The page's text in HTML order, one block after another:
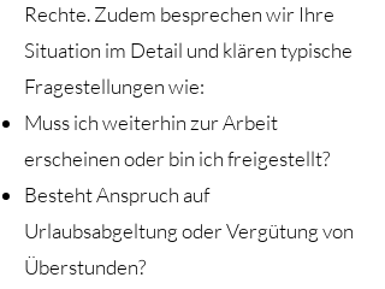
Rechte. Zudem besprechen wir Ihre
Situation im Detail und klären typische
Fragestellungen wie:
Muss ich weiterhin zur Arbeit
erscheinen oder bin ich freigestellt?
Besteht Anspruch auf
Urlaubsabgeltung oder Vergütung von
Überstunden?